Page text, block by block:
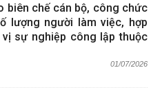
biên chế cán bộ, công chức
lượng người làm việc, hợp
sự nghiệp công lập thuộc
01/07/2026